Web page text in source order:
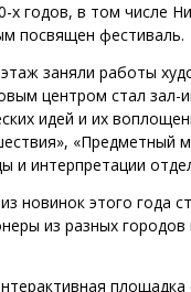
х годов, в том числе
посвящен фестиваль.
заняли работы
центром стал зал-
идей и их
«Предметный
и интерпретации
новинок этого года
из разных